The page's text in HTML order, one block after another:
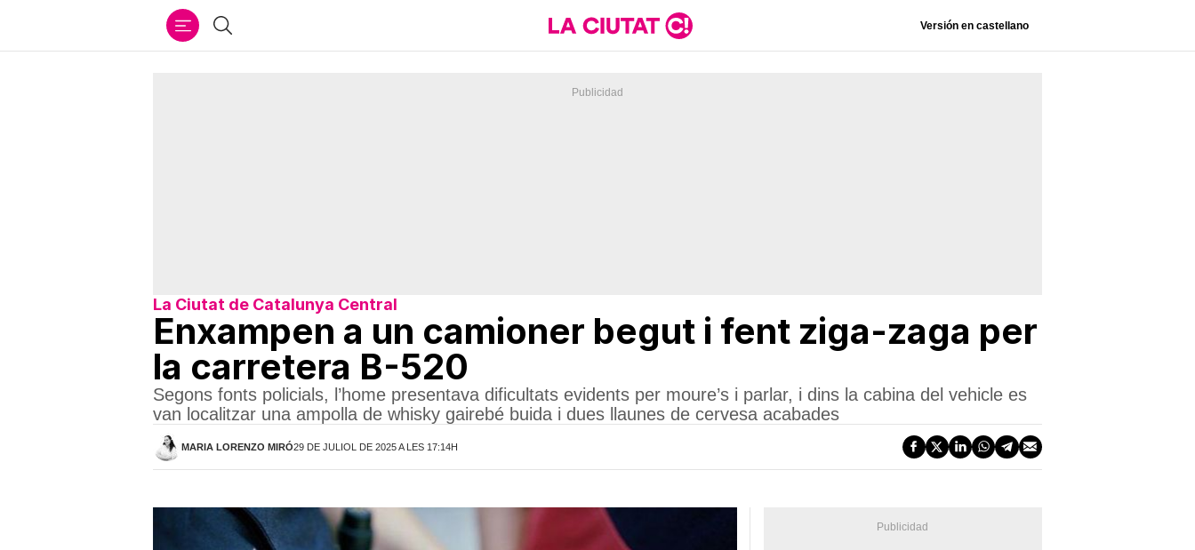
Cercar Versión en castellano
La Ciutat de Catalunya Central
Enxampen a un camioner begut i fent ziga-zaga per
la carretera B-520
Segons fonts policials, l’home presentava dificultats evidents per moure’s i parlar, i dins la cabina del vehicle es
van localitzar una ampolla de whisky gairebé buida i dues llaunes de cervesa acabades
MARIA LORENZO MIRÓ29 DE JULIOL DE 2025 A LES 17:14H